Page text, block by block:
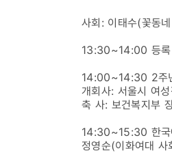
사회: 이태수(꽃동
13:30~14:00 등록
14:00~14:30 2주
개회사: 서울시 여
축 사: 보건복지부
14:30~15:30 한국
정영순(이화여대 사